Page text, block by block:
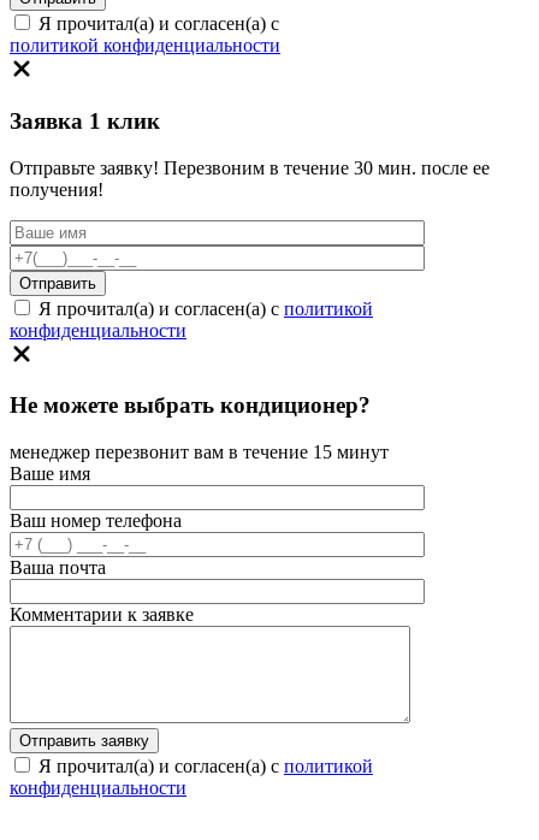
Я прочитал(а) и согласен(а) с
политикой конфиденциальности
Заявка 1 клик
Отправьте заявку! Перезвоним в течение 30 мин. после ее
получения!
Я прочитал(а) и согласен(а) с политикой
конфиденциальности
Не можете выбрать кондиционер?
менеджер перезвонит вам в течение 15 минут
Ваше имя
Ваш номер телефона
Ваша почта
Комментарии к заявке
Я прочитал(а) и согласен(а) с политикой
конфиденциальности